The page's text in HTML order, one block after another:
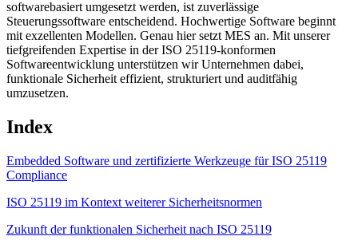
softwarebasiert umgesetzt werden, ist zuverlässige
Steuerungssoftware entscheidend. Hochwertige Software beginnt
mit exzellenten Modellen. Genau hier setzt MES an. Mit unserer
tiefgreifenden Expertise in der ISO 25119-konformen
Softwareentwicklung unterstützen wir Unternehmen dabei,
funktionale Sicherheit effizient, strukturiert und auditfähig
umzusetzen.
Index
Embedded Software und zertifizierte Werkzeuge für ISO 25119
Compliance
ISO 25119 im Kontext weiterer Sicherheitsnormen
Zukunft der funktionalen Sicherheit nach ISO 25119